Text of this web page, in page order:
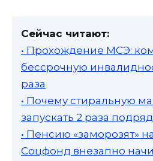
Сейчас читают:
• Прохождение МСЭ:
бессрочную
раза
• Почему стиральную
запускать 2 раза
• Пенсию «заморозят»
Соцфонд внезапно